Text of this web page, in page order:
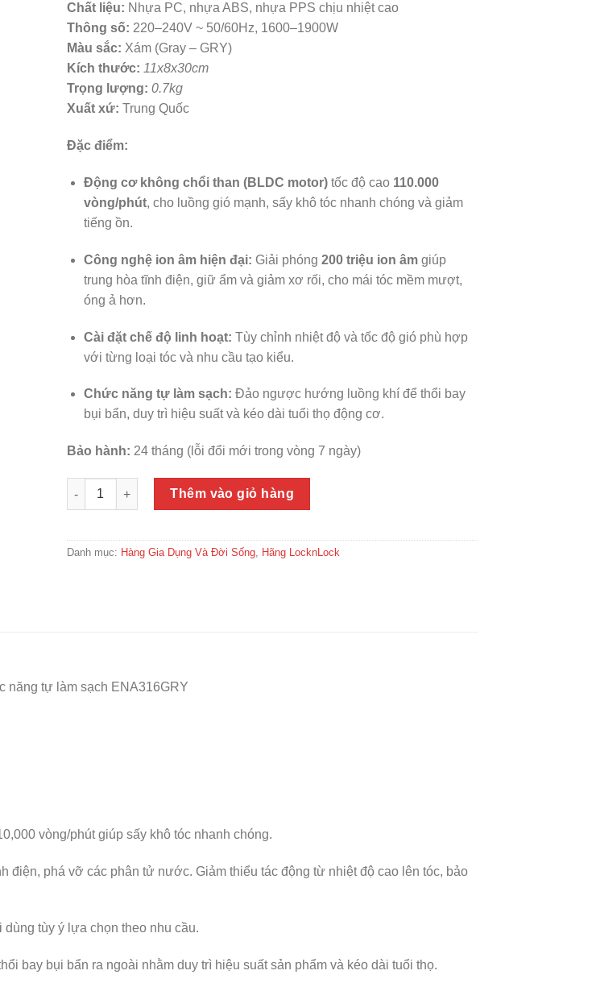
Chất liệu: Nhựa PC, nhựa ABS, nhựa PPS chịu nhiệt cao
Thông số: 220–240V ~ 50/60Hz, 1600–1900W
Màu sắc: Xám (Gray – GRY)
Kích thước: 11x8x30cm
Trọng lượng: 0.7kg
Xuất xứ: Trung Quốc
Đặc điểm:
Động cơ không chổi than (BLDC motor)tốc độ cao 110.000
vòng/phút, cho luồng gió mạnh, sấy khô tóc nhanh chóng và giảm
tiếng ồn.
Công nghệ ion âm hiện đại: Giải phóng 200 triệu ion âmgiúp
trung hòa tĩnh điện, giữ ẩm và giảm xơ rối, cho mái tóc mềm mượt,
óng ả hơn.
Cài đặt chế độ linh hoạt: Tùy chỉnh nhiệt độ và tốc độ gió phù hợp
với từng loại tóc và nhu cầu tạo kiểu.
Chức năng tự làm sạch: Đảo ngược hướng luồng khí để thổi bay
bụi bẩn, duy trì hiệu suất và kéo dài tuổi thọ động cơ.
Bảo hành: 24 tháng (lỗi đổi mới trong vòng 7 ngày)
Thanh Lý Máy sấy tóc ion âm LocknLock hair dryer đầu sấy từ 360 độ, chức năng tự làm sạch
Thêm vào giỏ hàng
Danh mục: Hàng Gia Dụng Và Đời Sống Hãng LocknLock
năng tự làm sạch ENA316GRY
vòng/phút giúp sấy khô tóc nhanh chóng.
điện, phá vỡ các phân tử nước. Giảm thiểu tác động từ nhiệt độ cao lên tóc, bảo
tùy ý lựa chọn theo nhu cầu.
bay bụi bẩn ra ngoài nhằm duy trì hiệu suất sản phẩm và kéo dài tuổi thọ.